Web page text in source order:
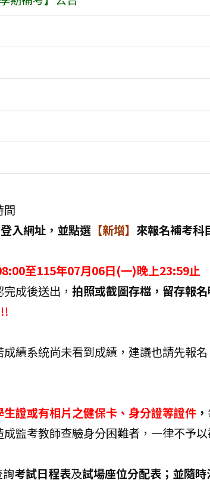
間
登入網址，並點選【新增】 來報名補考科
至115年07月06日(一)晚上23:59止
成後送出， 拍照或截圖存檔，留存報名
績系統尚未看到成績，建議也請先報
證或有相片之健保卡、身分證等證件，
監考教師查驗身分困難者，一律不予以
考試日程表及試場座位分配表；並隨時